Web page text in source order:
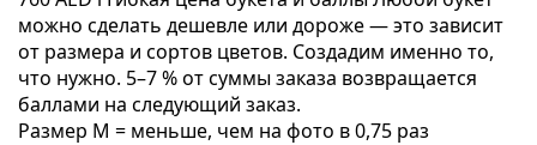
можно сделать дешевле или дороже — это зависит
от размера и сортов цветов. Создадим именно то,
что нужно. 5–7 % от суммы заказа возвращается
баллами на следующий заказ.
Размер M = меньше, чем на фото в 0,75 раз